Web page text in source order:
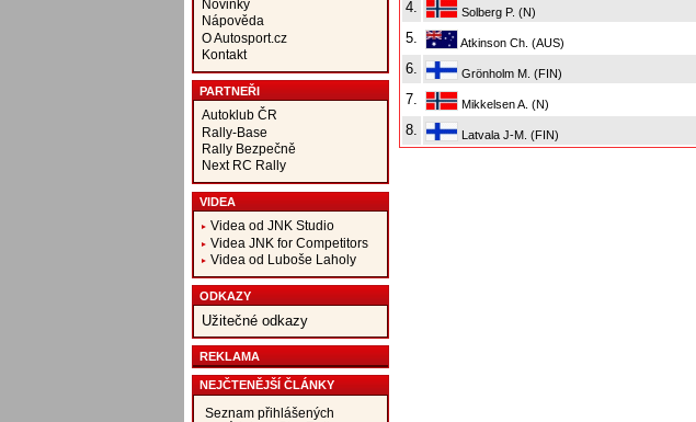
Novinky
Nápověda
O Autosport.cz
Kontakt
PARTNEŘI
Autoklub ČR
Rally-Base
Rally Bezpečně
Next RC Rally
VIDEA
Videa od JNK Studio
Videa JNK for Competitors
Videa od Luboše Laholy
ODKAZY
Užitečné odkazy
REKLAMA
NEJČTENĚJŠÍ ČLÁNKY
Seznam přihlášených
4.
Solberg P. (N)
5.
Atkinson Ch. (AUS)
6.
Grönholm M. (FIN)
7.
Mikkelsen A. (N)
8.
Latvala J-M. (FIN)